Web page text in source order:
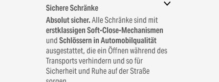
Sichere Schränke
Absolut sicher.Alle Schränke sind mit
erstklassigen Soft-Close-Mechanismen
undSchlössern in Automobilqualität
ausgestattet, die ein Öffnen während des
Transports verhindern und so für
Sicherheit und Ruhe auf der Straße